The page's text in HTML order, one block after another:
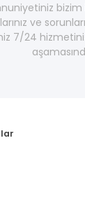
ve
7/24